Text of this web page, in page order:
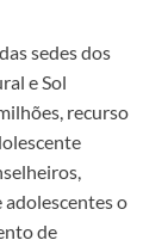
sedes dos
e Sol
recurso
adolescentes o
de